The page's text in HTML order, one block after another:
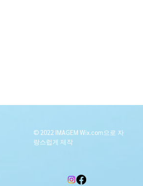
© 2022 IMAGEM Wix.com으로 자
랑스럽게 제작